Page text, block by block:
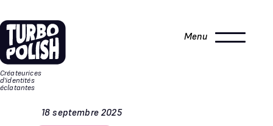
au
menu
contenu
Créateurices
d'identités
éclatantes
Menu
18 septembre 2025